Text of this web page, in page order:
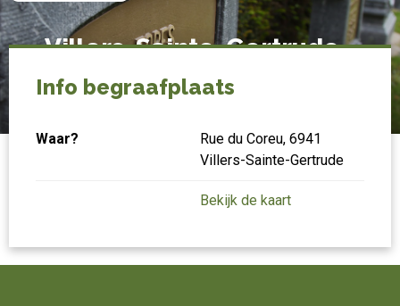
Home
Belgian
War
Dead
Villers-Sainte-Gertrude -
Cimetière communal
Info begraafplaats
Waar?
Rue du Coreu, 6941
Villers-Sainte-Gertrude
Bekijk de kaart